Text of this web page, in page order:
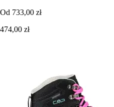
Od 733,00 zł
474,00 zł